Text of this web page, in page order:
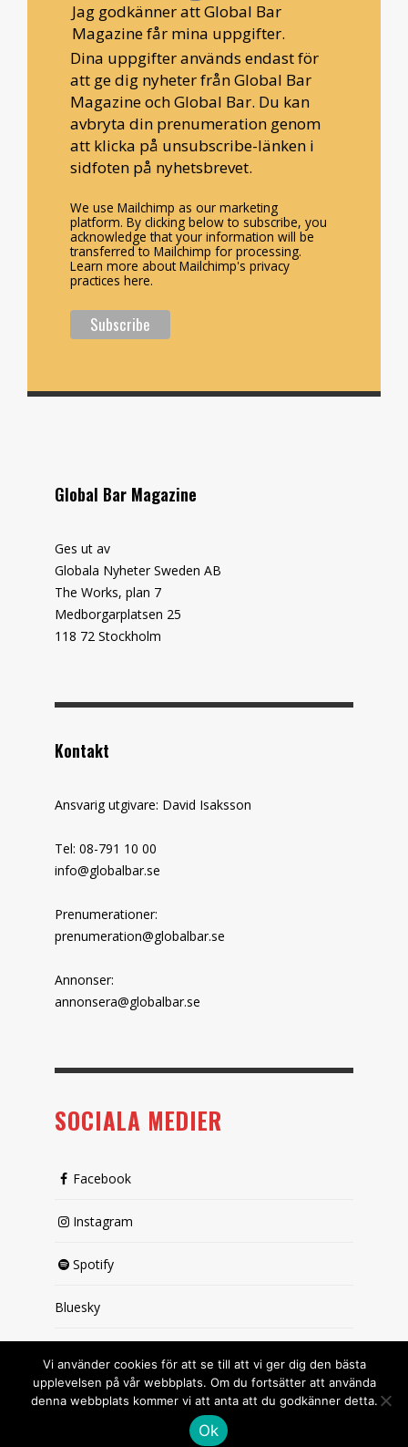
Jag godkänner att Global Bar
Magazine får mina uppgifter.
Dina uppgifter används endast för
att ge dig nyheter från Global Bar
Magazine och Global Bar. Du kan
avbryta din prenumeration genom
att klicka på unsubscribe-länken i
sidfoten på nyhetsbrevet.
We use Mailchimp as our marketing
platform. By clicking below to subscribe, you
acknowledge that your information will be
transferred to Mailchimp for processing.
Learn more about Mailchimp's privacy
practices here.
Global Bar Magazine
Ges ut av
Globala Nyheter Sweden AB
The Works, plan 7
Medborgarplatsen 25
118 72 Stockholm
Kontakt
Ansvarig utgivare: David Isaksson
Tel: 08-791 10 00
info@globalbar.se
Prenumerationer:
prenumeration@globalbar.se
Annonser:
annonsera@globalbar.se
SOCIALA MEDIER
Facebook
Instagram
Spotify
Bluesky
Vi använder cookies för att se till att vi ger dig den bästa
upplevelsen på vår webbplats. Om du fortsätter att använda
denna webbplats kommer vi att anta att du godkänner detta.
Ok